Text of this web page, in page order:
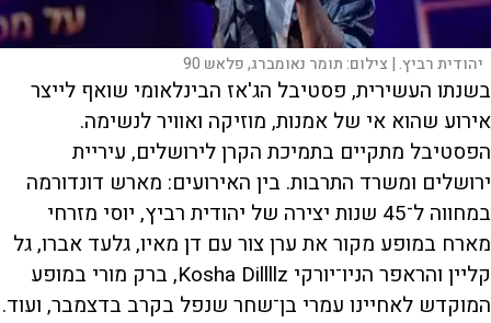
יהודית רביץ. | צילום:תומר נאומברג, פלאש 90
בשנתו העשירית, פסטיבל הג'אז הבינלאומי שואף לייצר
אירוע שהוא אי של אמנות, מוזיקה ואוויר לנשימה.
הפסטיבל מתקיים בתמיכת הקרן לירושלים, עיריית
ירושלים ומשרד התרבות. בין האירועים: מארש דונדורמה
במחווה ל־45 שנות יצירה של יהודית רביץ, יוסי מזרחי
מארח במופע מקור את ערן צור עם דן מאיו, גלעד אברו, גל
קליין והראפר הניו־יורקי Kosha Dillllz, ברק מורי במופע
המוקדש לאחיינו עמרי בן־שחר שנפל בקרב בדצמבר, ועוד.